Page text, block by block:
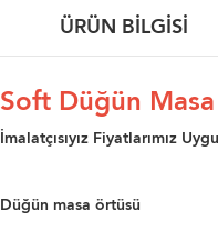
ÜRÜN BILGISI
Soft Düğün
İmalatçısıyız Fiyatlarımız
Düğün masa örtüsü